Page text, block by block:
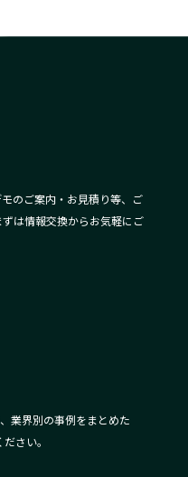
のご案内・お見積り等、ご
は情報交換からお気軽にご
業界別の事例をまとめた
さい。